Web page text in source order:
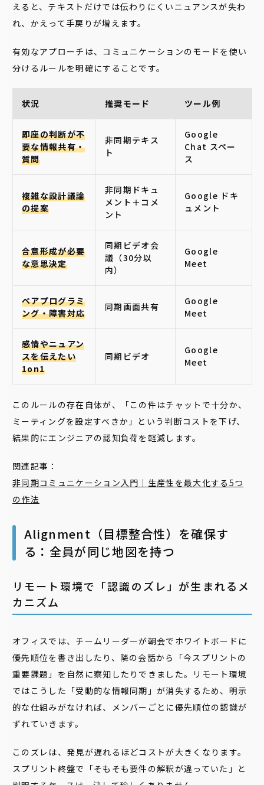
えると、テキストだけでは伝わりにくいニュアンスが失わ
れ、かえって手戻りが増えます。
有効なアプローチは、コミュニケーションのモードを使い
分けるルールを明確にすることです。
状況 推奨モード ツール例
即座の判断が不
要な情報共有・
質問
非同期テキス
ト
Google
Chat スペー
ス
複雑な設計議論
の提案
非同期ドキュ
メント＋コメ
ント
Google ドキ
ュメント
合意形成が必要
な意思決定
同期ビデオ会
議（30分以
内）
Google
Meet
ペアプログラミ
ング・障害対応
同期画面共有
Google
Meet
感情やニュアン
スを伝えたい
1on1
同期ビデオ
Google
Meet
このルールの存在自体が、「この件はチャットで十分か、
ミーティングを設定すべきか」という判断コストを下げ、
結果的にエンジニアの認知負荷を軽減します。
関連記事：
非同期コミュニケーション入門｜生産性を最大化する5つ
の作法
Alignment（目標整合性）を確保す
る：全員が同じ地図を持つ
リモート環境で「認識のズレ」が生まれるメ
カニズム
オフィスでは、チームリーダーが朝会でホワイトボードに
優先順位を書き出したり、隣の会話から「今スプリントの
重要課題」を自然に察知したりできました。リモート環境
ではこうした「受動的な情報同期」が消失するため、明示
的な仕組みがなければ、メンバーごとに優先順位の認識が
ずれていきます。
このズレは、発見が遅れるほどコストが大きくなります。
スプリント終盤で「そもそも要件の解釈が違っていた」と